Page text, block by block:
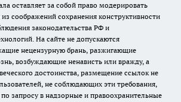
оставляет за собой право модерировать
соображений сохранения конструктивности
законодательства РФ и
На сайте не допускаются
нецензурную брань, разжигающие
возбуждающие ненависть или вражду, а
достоинства, размещение ссылок не
не соблюдающих эти требования,
запросу в надзорные и правоохранительные